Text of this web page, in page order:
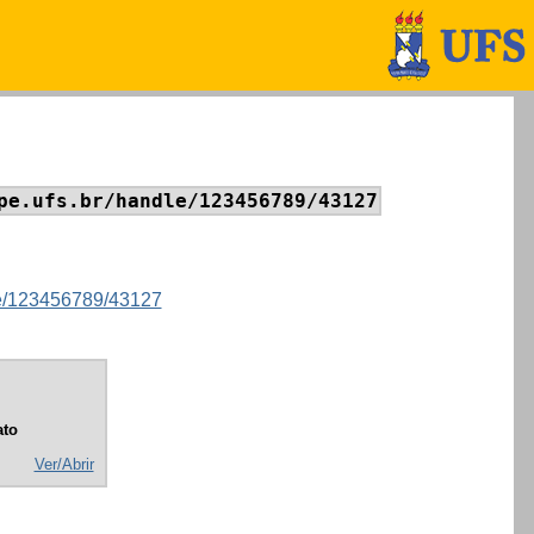
handle/123456789/43127
123456789/43127
Ver/Abrir